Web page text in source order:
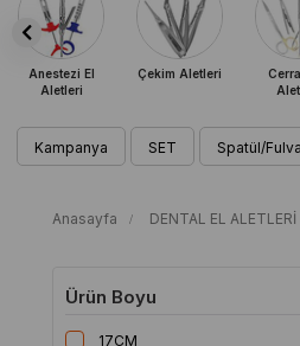
Anestezi El
Aletleri
Çekim Aletleri
Kampanya SET Spatül/
Anasayfa DENTAL EL ALETLERİ
Ürün Boyu
17CM